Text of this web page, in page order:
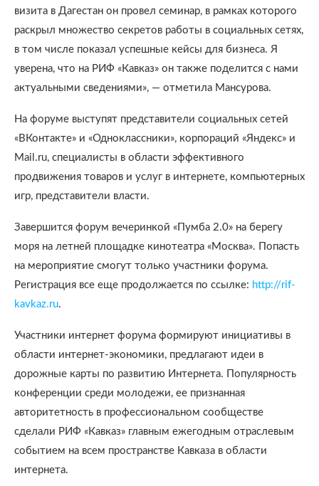
визита в Дагестан он провел семинар, в рамках которого
раскрыл множество секретов работы в социальных сетях,
в том числе показал успешные кейсы для бизнеса. Я
уверена, что на РИФ «Кавказ» он также поделится с нами
актуальными сведениями», — отметила Мансурова.
На форуме выступят представители социальных сетей
«ВКонтакте» и «Одноклассники», корпораций «Яндекс» и
Mail.ru, специалисты в области эффективного
продвижения товаров и услуг в интернете, компьютерных
игр, представители власти.
Завершится форум вечеринкой «Пумба 2.0» на берегу
моря на летней площадке кинотеатра «Москва». Попасть
на мероприятие смогут только участники форума.
Регистрация все еще продолжается по ссылке: http://rif-
kavkaz.ru.
Участники интернет форума формируют инициативы в
области интернет-экономики, предлагают идеи в
дорожные карты по развитию Интернета. Популярность
конференции среди молодежи, ее признанная
авторитетность в профессиональном сообществе
сделали РИФ «Кавказ» главным ежегодным отраслевым
событием на всем пространстве Кавказа в области
интернета.